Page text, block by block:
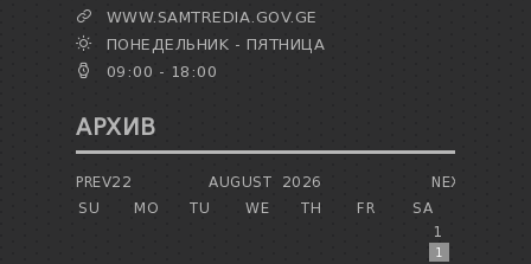
WWW.SAMTREDIA.GOV.GE
ПОНЕДЕЛЬНИК - ПЯТНИЦА
09:00 - 18:00
АРХИВ
PREV22 NEXT
AUGUST
2026
SU
MO TU WE TH FR
SA
1
1